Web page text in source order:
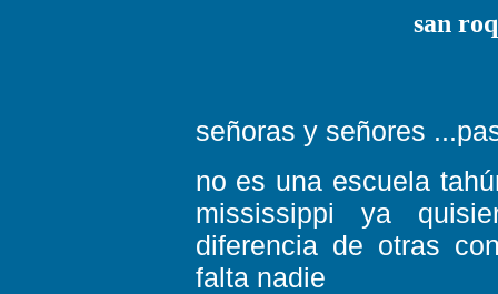
san
señoras y señores
no es una escuela
mississippi ya
diferencia de otras
falta nadie